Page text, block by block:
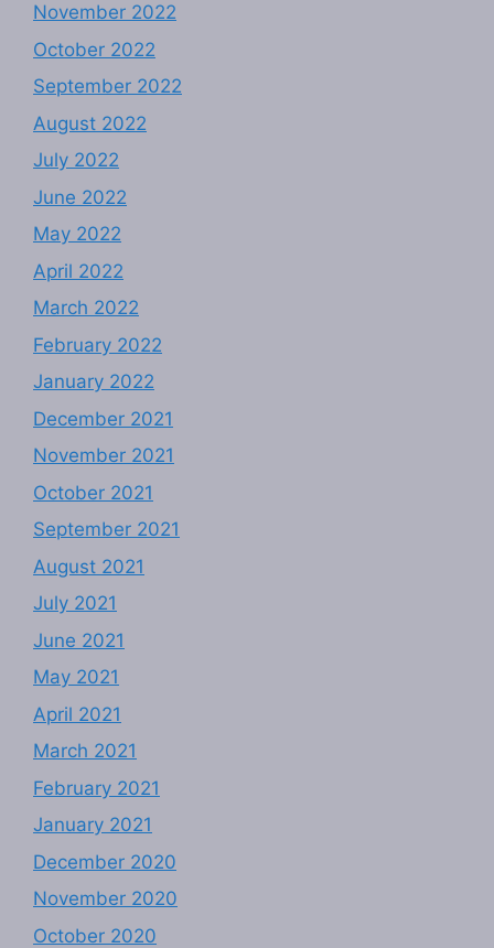
November 2022
October 2022
September 2022
August 2022
July 2022
June 2022
May 2022
April 2022
March 2022
February 2022
January 2022
December 2021
November 2021
October 2021
September 2021
August 2021
July 2021
June 2021
May 2021
April 2021
March 2021
February 2021
January 2021
December 2020
November 2020
October 2020